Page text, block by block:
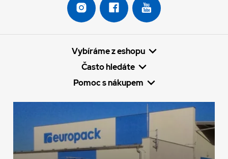
Vybíráme z eshopu
Často hledáte
Pomoc s nákupem